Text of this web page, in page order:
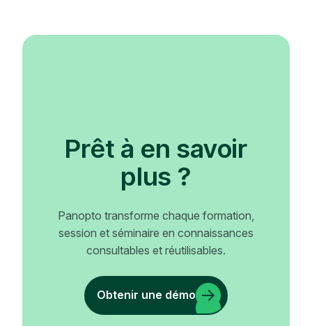
Prêt à en savoir
plus ?
Panopto transforme chaque formation,
session et séminaire en connaissances
consultables et réutilisables.
Obtenir une démo